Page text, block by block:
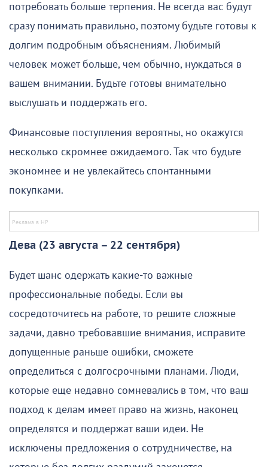
потребовать больше терпения. Не всегда вас будут
сразу понимать правильно, поэтому будьте готовы к
долгим подробным объяснениям. Любимый
человек может больше, чем обычно, нуждаться в
вашем внимании. Будьте готовы внимательно
выслушать и поддержать его.
Финансовые поступления вероятны, но окажутся
несколько скромнее ожидаемого. Так что будьте
экономнее и не увлекайтесь спонтанными
покупками.
Дева (23 августа – 22 сентября)
Будет шанс одержать какие-то важные
профессиональные победы. Если вы
сосредоточитесь на работе, то решите сложные
задачи, давно требовавшие внимания, исправите
допущенные раньше ошибки, сможете
определиться с долгосрочными планами. Люди,
которые еще недавно сомневались в том, что ваш
подход к делам имеет право на жизнь, наконец
определятся и поддержат ваши идеи. Не
исключены предложения о сотрудничестве, на